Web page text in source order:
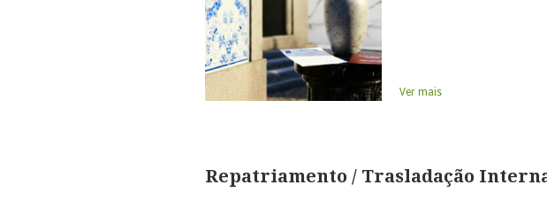
Ver mais
Repatriamento / Trasladação